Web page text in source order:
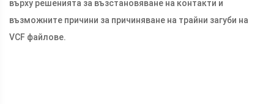
върху решенията за възстановяване на контакти и
възможните причини за причиняване на трайни загуби на
VCF файлове.